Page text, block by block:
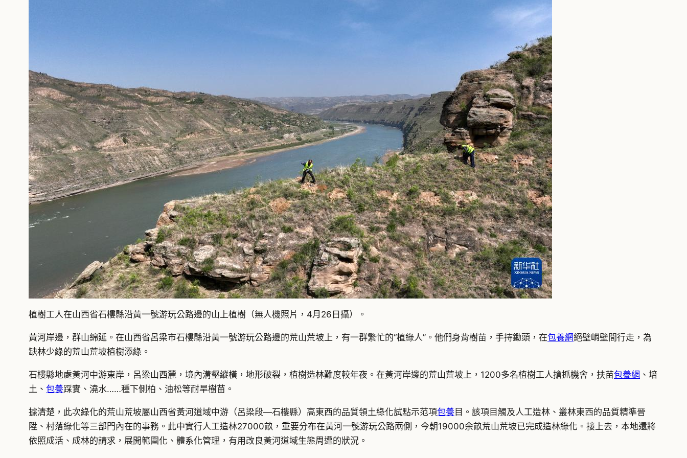
植樹工人在山西省石樓縣沿黃一號游玩公路邊的山上植樹（無人機照片，4月26日攝）。
黃河岸邊，群山綿延。在山西省呂梁市石樓縣沿黃一號游玩公路邊的荒山荒坡上，有一群繁忙的“植綠人”。他們身背樹苗，手持鋤頭，在包養網絕壁峭壁間行走，為
缺林少綠的荒山荒坡植樹添綠。
石樓縣地處黃河中游東岸，呂梁山西麓，境內溝壑縱橫，地形破裂，植樹造林難度較年夜。在黃河岸邊的荒山荒坡上，1200多名植樹工人搶抓機會，扶苗包養網 、培
土、 包養踩實、澆水……種下側柏、油松等耐旱樹苗。
據清楚，此次綠化的荒山荒坡屬山西省黃河道域中游（呂梁段—石樓縣）高東西的品質領土綠化試點示范項包養 目。該項目觸及人工造林、叢林東西的品質精準晉
陞、村落綠化等三部門內在的事務。此中實行人工造林27000畝，重要分布在黃河一號游玩公路兩側，今朝19000余畝荒山荒坡已完成造林綠化。接上去，本地還將
依照成活、成林的請求，展開範圍化、體系化管理，有用改良黃河道域生態周遭的狀況。